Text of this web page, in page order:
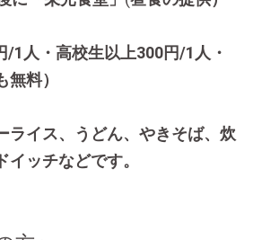
/1人・高校生以上300円/1人・
料）
ライス、うどん、やきそば、炊
ッチなどです。